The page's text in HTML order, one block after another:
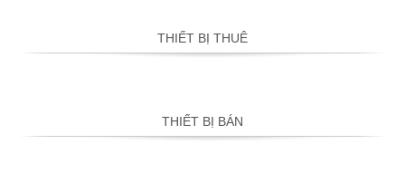
THIẾT BỊ THUÊ
THIẾT BỊ BÁN